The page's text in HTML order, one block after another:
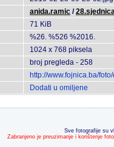
anida.ramic /
71 KiB
%26. %526 %2016.
1024 x 768 piksela
broj pregleda - 258
http://www.fojnica.ba/
Dodati u omiljene
Sve fotografije su
Zabranjeno je preuzimanje i korištenje